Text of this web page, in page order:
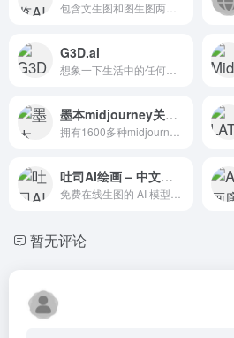
G3D.ai
墨本midjourney关键词提示工具
吐司AI绘画 – 中文版Civitai
暂无评论